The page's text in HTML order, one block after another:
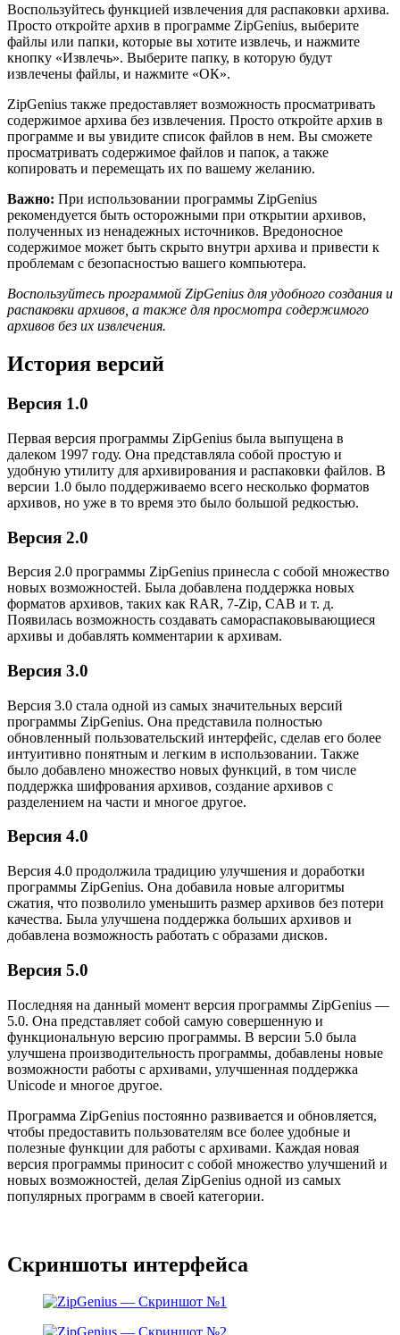
Воспользуйтесь функцией извлечения для распаковки архива.
Просто откройте архив в программе ZipGenius, выберите
файлы или папки, которые вы хотите извлечь, и нажмите
кнопку «Извлечь». Выберите папку, в которую будут
извлечены файлы, и нажмите «ОК».
ZipGenius также предоставляет возможность просматривать
содержимое архива без извлечения. Просто откройте архив в
программе и вы увидите список файлов в нем. Вы сможете
просматривать содержимое файлов и папок, а также
копировать и перемещать их по вашему желанию.
Важно: При использовании программы ZipGenius
рекомендуется быть осторожными при открытии архивов,
полученных из ненадежных источников. Вредоносное
содержимое может быть скрыто внутри архива и привести к
проблемам с безопасностью вашего компьютера.
Воспользуйтесь программой ZipGenius для удобного создания и
распаковки архивов, а также для просмотра содержимого
архивов без их извлечения.
История версий
Версия 1.0
Первая версия программы ZipGenius была выпущена в
далеком 1997 году. Она представляла собой простую и
удобную утилиту для архивирования и распаковки файлов. В
версии 1.0 было поддерживаемо всего несколько форматов
архивов, но уже в то время это было большой редкостью.
Версия 2.0
Версия 2.0 программы ZipGenius принесла с собой множество
новых возможностей. Была добавлена поддержка новых
форматов архивов, таких как RAR, 7-Zip, CAB и т. д.
Появилась возможность создавать самораспаковывающиеся
архивы и добавлять комментарии к архивам.
Версия 3.0
Версия 3.0 стала одной из самых значительных версий
программы ZipGenius. Она представила полностью
обновленный пользовательский интерфейс, сделав его более
интуитивно понятным и легким в использовании. Также
было добавлено множество новых функций, в том числе
поддержка шифрования архивов, создание архивов с
разделением на части и многое другое.
Версия 4.0
Версия 4.0 продолжила традицию улучшения и доработки
программы ZipGenius. Она добавила новые алгоритмы
сжатия, что позволило уменьшить размер архивов без потери
качества. Была улучшена поддержка больших архивов и
добавлена возможность работать с образами дисков.
Версия 5.0
Последняя на данный момент версия программы ZipGenius —
5.0. Она представляет собой самую совершенную и
функциональную версию программы. В версии 5.0 была
улучшена производительность программы, добавлены новые
возможности работы с архивами, улучшенная поддержка
Unicode и многое другое.
Программа ZipGenius постоянно развивается и обновляется,
чтобы предоставить пользователям все более удобные и
полезные функции для работы с архивами. Каждая новая
версия программы приносит с собой множество улучшений и
новых возможностей, делая ZipGenius одной из самых
популярных программ в своей категории.
Скриншоты интерфейса